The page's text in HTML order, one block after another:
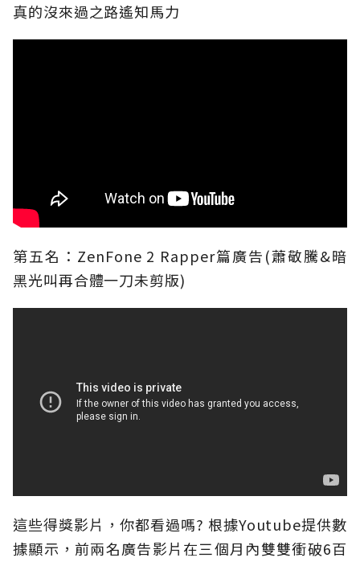
真的沒來過之路遙知馬力
第五名：ZenFone 2 Rapper篇廣告(蕭敬騰&暗
黑光叫再合體一刀未剪版)
這些得獎影片，你都看過嗎? 根據Youtube提供數
據顯示，前兩名廣告影片在三個月內雙雙衝破6百